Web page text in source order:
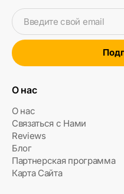
Введите свой email
О нас
О нас
Связаться с Нами
Reviews
Блог
Партнерская программа
Карта Сайта